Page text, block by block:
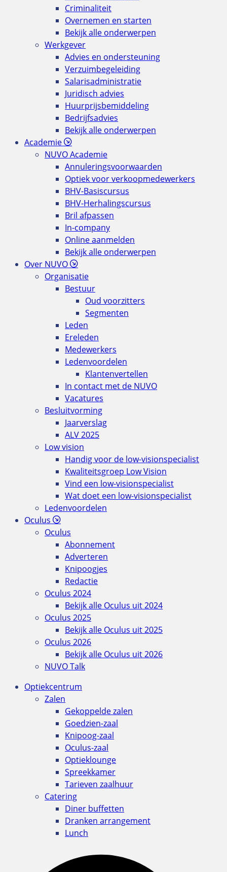
Criminaliteit
Overnemen en starten
Bekijk alle onderwerpen
Werkgever
Advies en ondersteuning
Verzuimbegeleiding
Salarisadministratie
Juridisch advies
Huurprijsbemiddeling
Bedrijfsadvies
Bekijk alle onderwerpen
Academie
NUVO Academie
Annuleringsvoorwaarden
Optiek voor verkoopmedewerkers
BHV-Basiscursus
BHV-Herhalingscursus
Bril afpassen
In-company
Online aanmelden
Bekijk alle onderwerpen
Over NUVO
Organisatie
Bestuur
Oud voorzitters
Segmenten
Leden
Ereleden
Medewerkers
Ledenvoordelen
Klantenvertellen
In contact met de NUVO
Vacatures
Besluitvorming
Jaarverslag
ALV 2025
Low vision
Handig voor de low-visionspecialist
Kwaliteitsgroep Low Vision
Vind een low-visionspecialist
Wat doet een low-visionspecialist
Ledenvoordelen
Oculus
Oculus
Abonnement
Adverteren
Knipoogjes
Redactie
Oculus 2024
Bekijk alle Oculus uit 2024
Oculus 2025
Bekijk alle Oculus uit 2025
Oculus 2026
Bekijk alle Oculus uit 2026
NUVO Talk
Optiekcentrum
Zalen
Gekoppelde zalen
Goedzien-zaal
Knipoog-zaal
Oculus-zaal
Optieklounge
Spreekkamer
Tarieven zaalhuur
Catering
Diner buffetten
Dranken arrangement
Lunch